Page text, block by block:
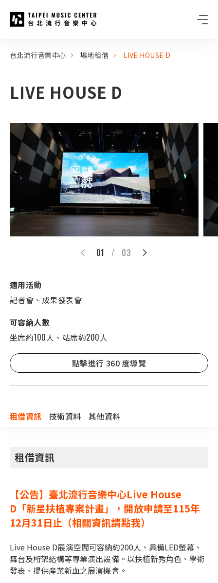
:::
台北流行音樂中心 場地租借 LIVE HOUSE D
LIVE HOUSE D
01 / 03
適用活動
記者會、成果發表會
可容納人數
坐席約100人、站席約200人
點擊進行 360 度導覽
租借資訊 技術資料 其他資料
租借資訊
【公告】臺北流行音樂中心Live House
D「新星扶植專案計畫」，開放申請至115年
12月31日止（相關資訊請點我）
Live House D展演空間可容納約200人、具備LED螢幕、
舞台及桁架結構等專業演出設備。以扶植新秀角色、學術
發表、提供產業新血之展演機會。